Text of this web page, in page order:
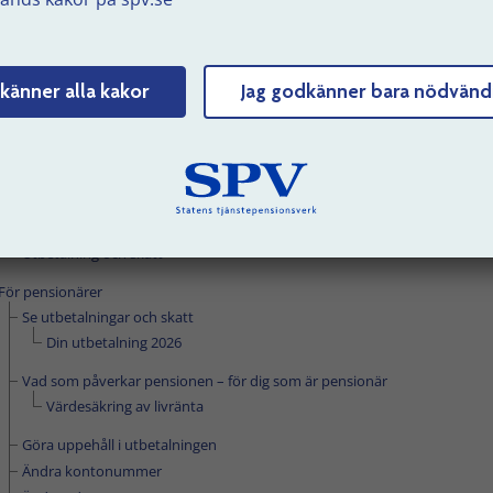
alla kakor Jag godkänner bara
Checklista inför pensionering
Godkänna anställningar innan ansökan
Utbetalning och skatt
pensionärer
Se utbetalningar och skatt
Din utbetalning 2026
Vad som påverkar pensionen – för dig som är pensionär
Värdesäkring av livränta
Göra uppehåll i utbetalningen
Ändra kontonummer